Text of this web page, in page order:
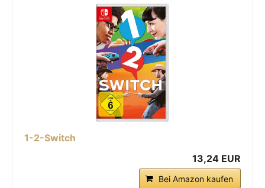
1-2-Switch
13,24 EUR
Bei Amazon kaufen